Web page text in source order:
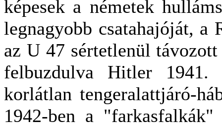
képesek a németek
legnagyobb csatahajóját, a
az U 47 sértetlenül
felbuzdulva Hitler 1941.
korlátlan tengeralattjáró-
1942-ben a